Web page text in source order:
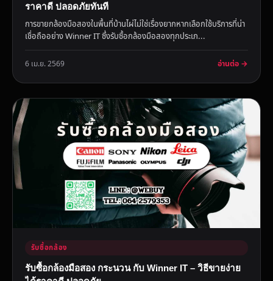
ราคาดี ปลอดภัยทันที
การขายกล้องมือสองในพื้นที่บ้านไผ่ไม่ใช่เรื่องยากหากเลือกใช้บริการที่น่า
เชื่อถืออย่าง Winner IT ซึ่งรับซื้อกล้องมือสองทุกประเภ...
6 เม.ย. 2569 อ่านต่อ →
รับซื้อกล้อง
รับซื้อกล้องมือสอง กระนวน กับ Winner IT – วิธีขายง่าย